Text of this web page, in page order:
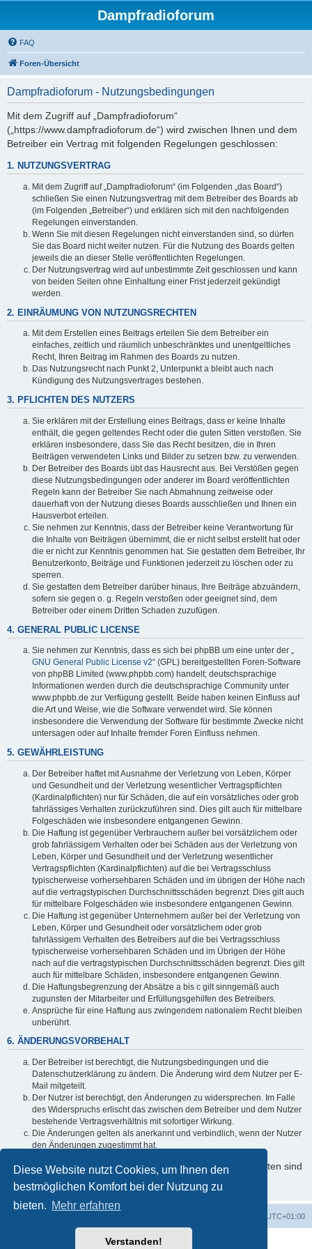
Diese Website nutzt Cookies, um Ihnen den
bestmöglichen Komfort bei der Nutzung zu
bieten. Mehr erfahren
Verstanden!
Dampfradioforum
FAQ
Foren-Übersicht
Dampfradioforum - Nutzungsbedingungen
Mit dem Zugriff auf „Dampfradioforum“
(„https://www.dampfradioforum.de“) wird zwischen Ihnen und dem
Betreiber ein Vertrag mit folgenden Regelungen geschlossen:
1. NUTZUNGSVERTRAG
Mit dem Zugriff auf „Dampfradioforum“ (im Folgenden „das Board“)
schließen Sie einen Nutzungsvertrag mit dem Betreiber des Boards ab
(im Folgenden „Betreiber“) und erklären sich mit den nachfolgenden
Regelungen einverstanden.
Wenn Sie mit diesen Regelungen nicht einverstanden sind, so dürfen
Sie das Board nicht weiter nutzen. Für die Nutzung des Boards gelten
jeweils die an dieser Stelle veröffentlichten Regelungen.
Der Nutzungsvertrag wird auf unbestimmte Zeit geschlossen und kann
von beiden Seiten ohne Einhaltung einer Frist jederzeit gekündigt
werden.
2. EINRÄUMUNG VON NUTZUNGSRECHTEN
Mit dem Erstellen eines Beitrags erteilen Sie dem Betreiber ein
einfaches, zeitlich und räumlich unbeschränktes und unentgeltliches
Recht, Ihren Beitrag im Rahmen des Boards zu nutzen.
Das Nutzungsrecht nach Punkt 2, Unterpunkt a bleibt auch nach
Kündigung des Nutzungsvertrages bestehen.
3. PFLICHTEN DES NUTZERS
Sie erklären mit der Erstellung eines Beitrags, dass er keine Inhalte
enthält, die gegen geltendes Recht oder die guten Sitten verstoßen. Sie
erklären insbesondere, dass Sie das Recht besitzen, die in Ihren
Beiträgen verwendeten Links und Bilder zu setzen bzw. zu verwenden.
Der Betreiber des Boards übt das Hausrecht aus. Bei Verstößen gegen
diese Nutzungsbedingungen oder anderer im Board veröffentlichten
Regeln kann der Betreiber Sie nach Abmahnung zeitweise oder
dauerhaft von der Nutzung dieses Boards ausschließen und Ihnen ein
Hausverbot erteilen.
Sie nehmen zur Kenntnis, dass der Betreiber keine Verantwortung für
die Inhalte von Beiträgen übernimmt, die er nicht selbst erstellt hat oder
die er nicht zur Kenntnis genommen hat. Sie gestatten dem Betreiber, Ihr
Benutzerkonto, Beiträge und Funktionen jederzeit zu löschen oder zu
sperren.
Sie gestatten dem Betreiber darüber hinaus, Ihre Beiträge abzuändern,
sofern sie gegen o. g. Regeln verstoßen oder geeignet sind, dem
Betreiber oder einem Dritten Schaden zuzufügen.
4. GENERAL PUBLIC LICENSE
Sie nehmen zur Kenntnis, dass es sich bei phpBB um eine unter der „
GNU General Public License v2“ (GPL) bereitgestellten Foren-Software
von phpBB Limited (www.phpbb.com) handelt; deutschsprachige
Informationen werden durch die deutschsprachige Community unter
www.phpbb.de zur Verfügung gestellt. Beide haben keinen Einfluss auf
die Art und Weise, wie die Software verwendet wird. Sie können
insbesondere die Verwendung der Software für bestimmte Zwecke nicht
untersagen oder auf Inhalte fremder Foren Einfluss nehmen.
5. GEWÄHRLEISTUNG
Der Betreiber haftet mit Ausnahme der Verletzung von Leben, Körper
und Gesundheit und der Verletzung wesentlicher Vertragspflichten
(Kardinalpflichten) nur für Schäden, die auf ein vorsätzliches oder grob
fahrlässiges Verhalten zurückzuführen sind. Dies gilt auch für mittelbare
Folgeschäden wie insbesondere entgangenen Gewinn.
Die Haftung ist gegenüber Verbrauchern außer bei vorsätzlichem oder
grob fahrlässigem Verhalten oder bei Schäden aus der Verletzung von
Leben, Körper und Gesundheit und der Verletzung wesentlicher
Vertragspflichten (Kardinalpflichten) auf die bei Vertragsschluss
typischerweise vorhersehbaren Schäden und im übrigen der Höhe nach
auf die vertragstypischen Durchschnittsschäden begrenzt. Dies gilt auch
für mittelbare Folgeschäden wie insbesondere entgangenen Gewinn.
Die Haftung ist gegenüber Unternehmern außer bei der Verletzung von
Leben, Körper und Gesundheit oder vorsätzlichem oder grob
fahrlässigem Verhalten des Betreibers auf die bei Vertragsschluss
typischerweise vorhersehbaren Schäden und im Übrigen der Höhe
nach auf die vertragstypischen Durchschnittsschäden begrenzt. Dies gilt
auch für mittelbare Schäden, insbesondere entgangenen Gewinn.
Die Haftungsbegrenzung der Absätze a bis c gilt sinngemäß auch
zugunsten der Mitarbeiter und Erfüllungsgehilfen des Betreibers.
Ansprüche für eine Haftung aus zwingendem nationalem Recht bleiben
unberührt.
6. ÄNDERUNGSVORBEHALT
Der Betreiber ist berechtigt, die Nutzungsbedingungen und die
Datenschutzerklärung zu ändern. Die Änderung wird dem Nutzer per E-
Mail mitgeteilt.
Der Nutzer ist berechtigt, den Änderungen zu widersprechen. Im Falle
des Widerspruchs erlischt das zwischen dem Betreiber und dem Nutzer
bestehende Vertragsverhältnis mit sofortiger Wirkung.
Die Änderungen gelten als anerkannt und verbindlich, wenn der Nutzer
den Änderungen zugestimmt hat.
Informationen über den Umgang mit Ihren persönlichen Daten sind
in der Datenschutzerklärung enthalten.
UTC+01:00
Powered byphpBB® Forum Software © phpBB Limited